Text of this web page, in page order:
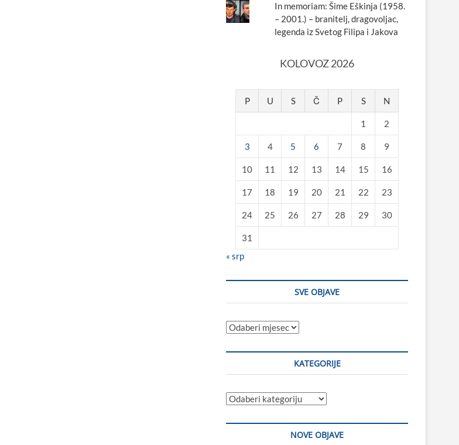
In memoriam: Šime Eškinja (1958.
– 2001.) – branitelj, dragovoljac,
legenda iz Svetog Filipa i Jakova
KOLOVOZ 2026
P U S Č P S N
1 2
3 4 5 6 7 8 9
10 11 12 13 14 15 16
17 18 19 20 21 22 23
24 25 26 27 28 29 30
31
« srp
SVE OBJAVE
Sve
KATEGORIJE
Kategorije
NOVE OBJAVE